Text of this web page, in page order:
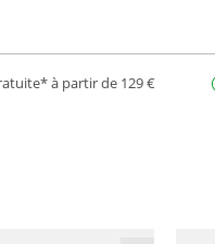
Foundation.
à partir de 129 €